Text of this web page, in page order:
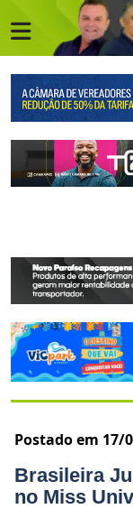
Postado em 17/
Brasileira
no Miss